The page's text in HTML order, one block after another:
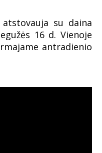
su daina
16 d. Vienoje
antradienio